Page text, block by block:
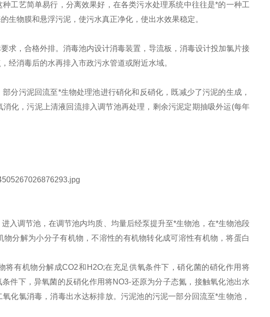
工艺简单易行，分离效果好，在各类污水处理系统中往往是*的一种工
生物膜和悬浮污泥，使污水真正净化，使出水效果稳定。
求，合格外排。消毒池内设计消毒装置，导流板，消毒设计投加氯片接
经消毒后的水再排入市政污水管道或附近水域。
分污泥回流至*生物处理池进行硝化和反硝化，既减少了污泥的生成，
化，污泥上清液回流排入调节池再处理，剩余污泥定期抽吸外运(每年
入调节池，在调节池内均质、均量后经泵提升至*生物池，在*生物池段
分解为小分子有机物，不溶性的有机物转化成可溶性有机物，将蛋白
有机物分解成CO2和H2O;在充足供氧条件下，硝化菌的硝化作用将
件下，异氧菌的反硝化作用将NO3-还原为分子态氮，接触氧化池出水
化氯消毒，消毒出水达标排放。污泥池的污泥一部分回流至*生物池，